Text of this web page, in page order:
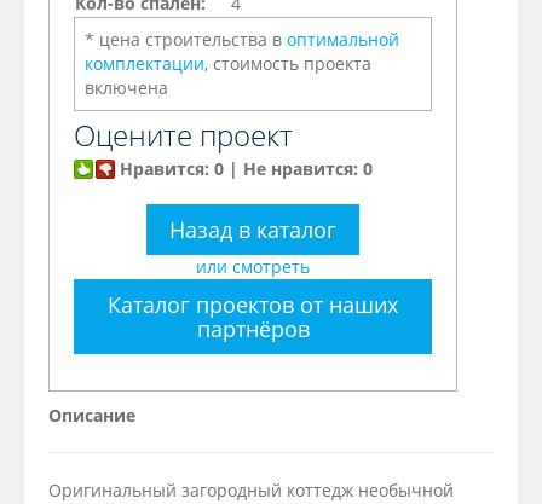
* цена строительства в оптимальной
комплектации, стоимость проекта
включена
Оцените проект
Нравится: 0 | Не нравится: 0
Назад в каталог
или смотреть
Каталог проектов от наших
партнёров
Описание
Оригинальный загородный коттедж необычной